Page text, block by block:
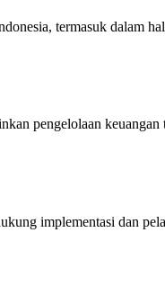
termasuk dalam
pengelolaan
implementasi dan